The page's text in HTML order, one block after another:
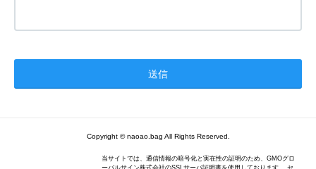
Copyright © naoao.bag All Rights Reserved.
当サイトでは、通信情報の暗号化と実在性の証明のため、GMOグロ
ーバルサイン株式会社のSSLサーバ証明書を使用しております。 セ